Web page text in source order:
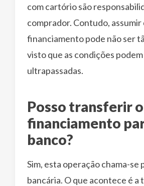
com cartório são
comprador. Contudo, assumir
financiamento pode não ser
visto que as condições
ultrapassadas.
Posso transferir o
financiamento
banco?
Sim, esta operação chama-se
bancária. O que acontece é